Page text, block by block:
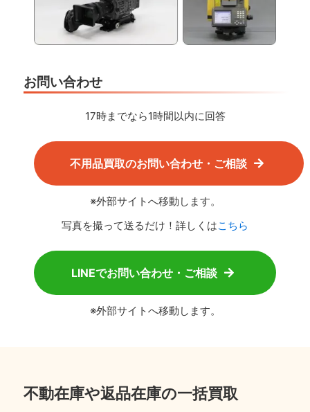
お問い合わせ
17時までなら1時間以内に回答
不用品買取のお問い合わせ・ご相談
※外部サイトへ移動します。
写真を撮って送るだけ！詳しくはこちら
LINEでお問い合わせ・ご相談
※外部サイトへ移動します。
不動在庫や返品在庫の一括買取